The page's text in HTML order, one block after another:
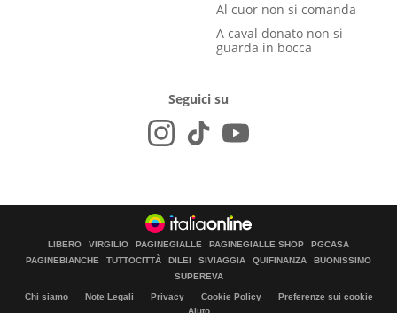
Al cuor non si comanda
A caval donato non si
guarda in bocca
Seguici su
LIBERO VIRGILIO PAGINEGIALLE PAGINEGIALLE SHOP
PGCASA
PAGINEBIANCHE
TUTTOCITTÀ DILEI SIVIAGGIA QUIFINANZA
BUONISSIMO
SUPEREVA
Chi siamo Note Legali Privacy Cookie Policy
Preferenze sui cookie